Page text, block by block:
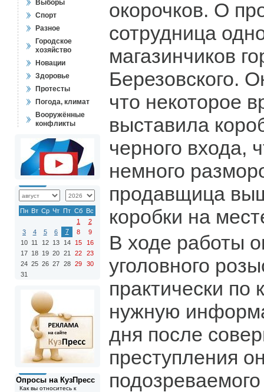
Выборы
Спорт
Разное
Городское
хозяйство
Новации
Здоровье
Протесты
Погода, климат
Вооружённые
конфликты
Пн Вт Ср Чт Пт Сб Вс
1
2
3
4 5 6 7 8
9
10 11 12 13 14 15
16
17 18 19 20 21 22
23
24 25 26 27 28 29
30
31
Опросы на КузПресс
Как вы относитесь к
окорочков. О
сотрудница
магазинчиков
Березовского.
что некоторое
выставила
черного входа,
немного
продавщица
коробки на
В ходе работы
уголовного
практически по
нужную
дня после
преступления